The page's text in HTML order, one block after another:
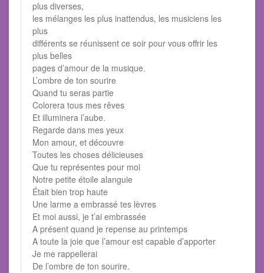
plus diverses,
les mélanges les plus inattendus, les musiciens les
plus
différents se réunissent ce soir pour vous offrir les
plus belles
pages d’amour de la musique.
L’ombre de ton sourire
Quand tu seras partie
Colorera tous mes rêves
Et illuminera l’aube.
Regarde dans mes yeux
Mon amour, et découvre
Toutes les choses délicieuses
Que tu représentes pour moi
Notre petite étoile alanguie
Était bien trop haute
Une larme a embrassé tes lèvres
Et moi aussi, je t’ai embrassée
A présent quand je repense au printemps
A toute la joie que l’amour est capable d’apporter
Je me rappellerai
De l’ombre de ton sourire.